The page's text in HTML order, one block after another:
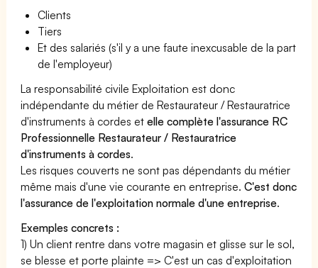
Clients
Tiers
Et des salariés (s'il y a une faute inexcusable de la part
de l'employeur)
La responsabilité civile Exploitation est donc
indépendante du métier de Restaurateur / Restauratrice
d'instruments à cordes etelle complète l'assurance RC
Professionnelle Restaurateur / Restauratrice
d'instruments à cordes.
Les risques couverts ne sont pas dépendants du métier
même mais d'une vie courante en entreprise.C'est donc
l'assurance de l'exploitation normale d'une entreprise.
Exemples concrets :
1) Un client rentre dans votre magasin et glisse sur le sol,
se blesse et porte plainte => C'est un cas d'exploitation